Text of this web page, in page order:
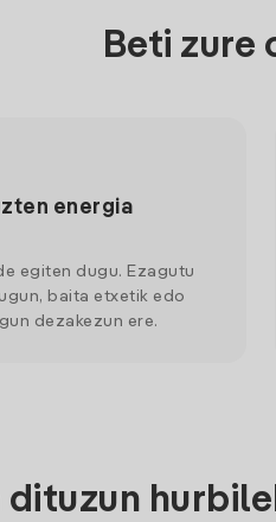
Beti zure
energia
egiten dugu. Ezagutu
baita etxetik edo
dezakezun ere.
dituzun